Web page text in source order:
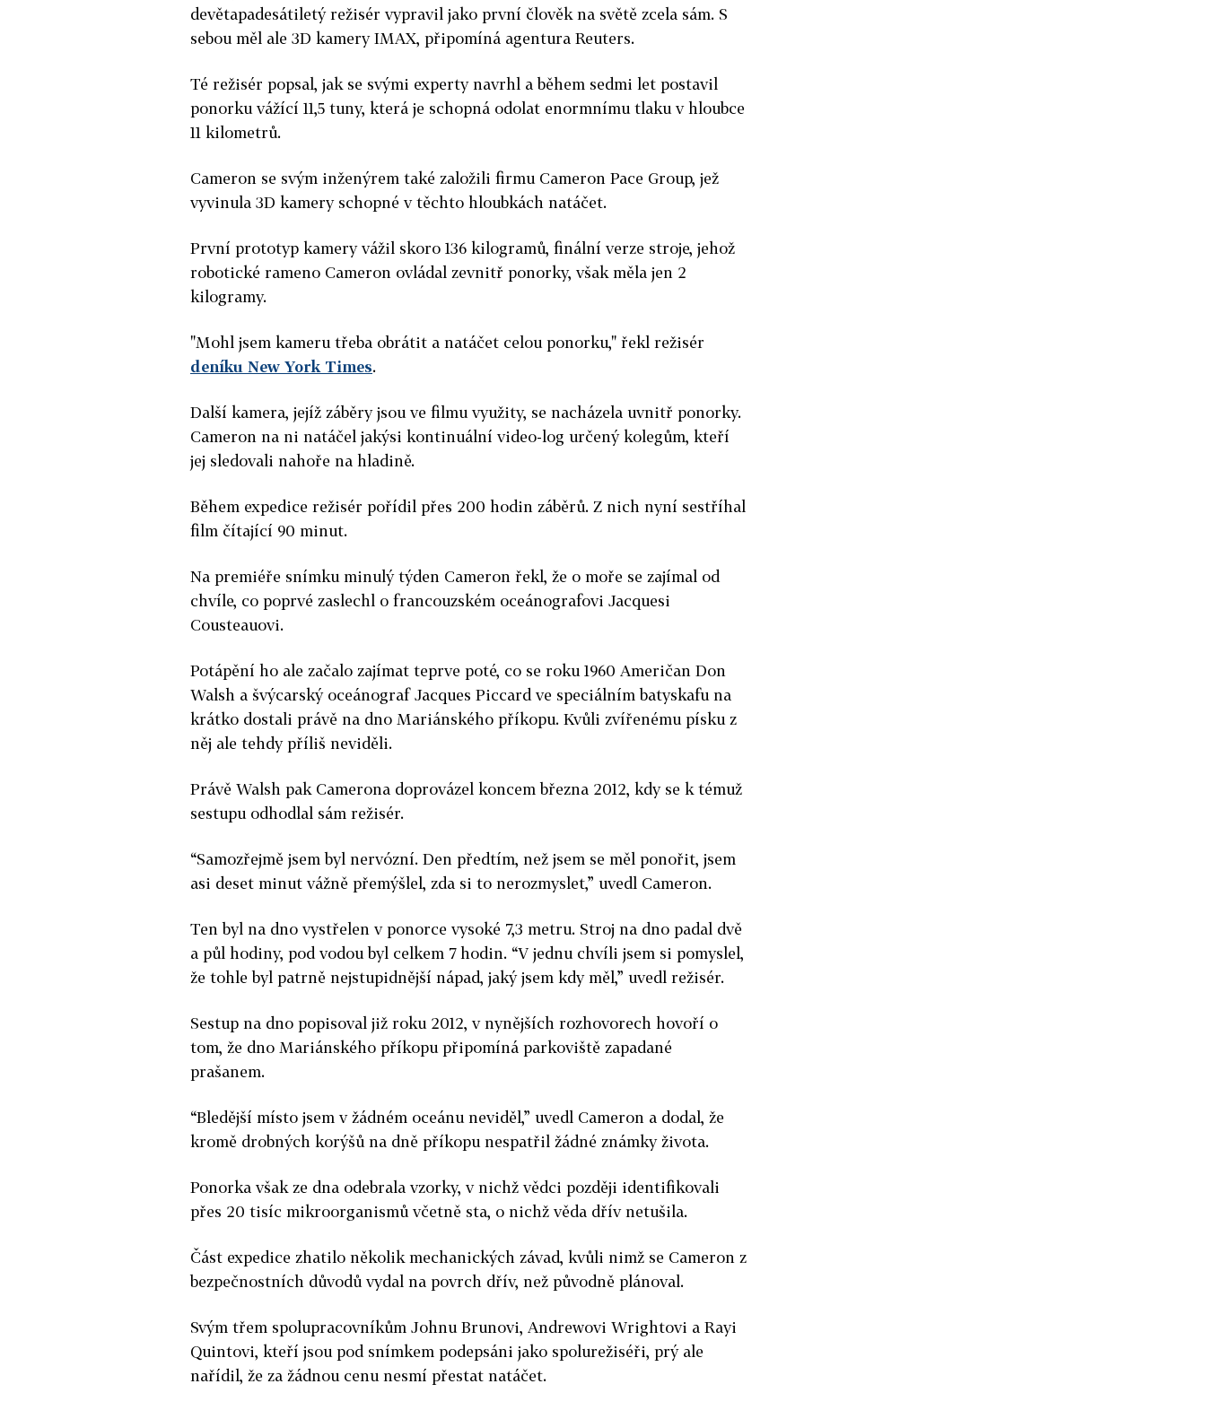
devětapadesátiletý režisér vypravil jako první člověk na světě zcela sám. S
sebou měl ale 3D kamery IMAX, připomíná agentura Reuters.
Té režisér popsal, jak se svými experty navrhl a během sedmi let postavil
ponorku vážící 11,5 tuny, která je schopná odolat enormnímu tlaku v hloubce
11 kilometrů.
Cameron se svým inženýrem také založili firmu Cameron Pace Group, jež
vyvinula 3D kamery schopné v těchto hloubkách natáčet.
První prototyp kamery vážil skoro 136 kilogramů, finální verze stroje, jehož
robotické rameno Cameron ovládal zevnitř ponorky, však měla jen 2
kilogramy.
"Mohl jsem kameru třeba obrátit a natáčet celou ponorku," řekl režisér
deníku New York Times.
Další kamera, jejíž záběry jsou ve filmu využity, se nacházela uvnitř ponorky.
Cameron na ni natáčel jakýsi kontinuální video-log určený kolegům, kteří
jej sledovali nahoře na hladině.
Během expedice režisér pořídil přes 200 hodin záběrů. Z nich nyní sestříhal
film čítající 90 minut.
Na premiéře snímku minulý týden Cameron řekl, že o moře se zajímal od
chvíle, co poprvé zaslechl o francouzském oceánografovi Jacquesi
Cousteauovi.
Potápění ho ale začalo zajímat teprve poté, co se roku 1960 Američan Don
Walsh a švýcarský oceánograf Jacques Piccard ve speciálním batyskafu na
krátko dostali právě na dno Mariánského příkopu. Kvůli zvířenému písku z
něj ale tehdy příliš neviděli.
Právě Walsh pak Camerona doprovázel koncem března 2012, kdy se k témuž
sestupu odhodlal sám režisér.
“Samozřejmě jsem byl nervózní. Den předtím, než jsem se měl ponořit, jsem
asi deset minut vážně přemýšlel, zda si to nerozmyslet,” uvedl Cameron.
Ten byl na dno vystřelen v ponorce vysoké 7,3 metru. Stroj na dno padal dvě
a půl hodiny, pod vodou byl celkem 7 hodin. “V jednu chvíli jsem si pomyslel,
že tohle byl patrně nejstupidnější nápad, jaký jsem kdy měl,” uvedl režisér.
Sestup na dno popisoval již roku 2012, v nynějších rozhovorech hovoří o
tom, že dno Mariánského příkopu připomíná parkoviště zapadané
prašanem.
“Bledější místo jsem v žádném oceánu neviděl,” uvedl Cameron a dodal, že
kromě drobných korýšů na dně příkopu nespatřil žádné známky života.
Ponorka však ze dna odebrala vzorky, v nichž vědci později identifikovali
přes 20 tisíc mikroorganismů včetně sta, o nichž věda dřív netušila.
Část expedice zhatilo několik mechanických závad, kvůli nimž se Cameron z
bezpečnostních důvodů vydal na povrch dřív, než původně plánoval.
Svým třem spolupracovníkům Johnu Brunovi, Andrewovi Wrightovi a Rayi
Quintovi, kteří jsou pod snímkem podepsáni jako spolurežiséři, prý ale
nařídil, že za žádnou cenu nesmí přestat natáčet.